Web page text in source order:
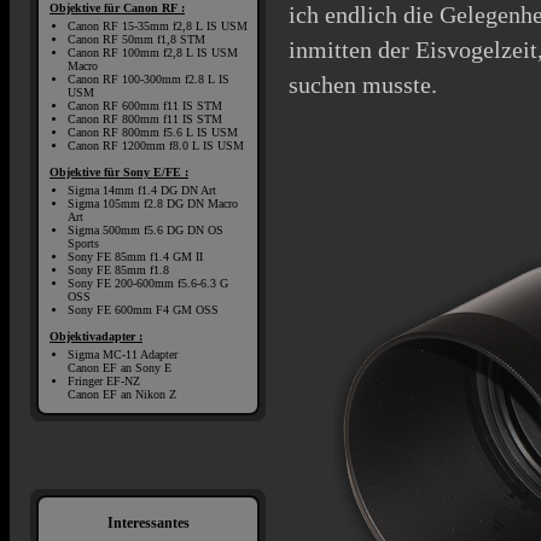
Objektive für Canon RF :
Canon RF 15-35mm f2,8 L IS USM
Canon RF 50mm f1,8 STM
Canon RF 100mm f2,8 L IS USM
Macro
Canon RF 100-300mm f2.8 L IS
USM
Canon RF 600mm f11 IS STM
Canon RF 800mm f11 IS STM
Canon RF 800mm f5.6 L IS USM
Canon RF 1200mm f8.0 L IS USM
Objektive für Sony E/FE :
Sigma 14mm f1.4 DG DN Art
Sigma 105mm f2.8 DG DN Macro
Art
Sigma 500mm f5.6 DG DN OS
Sports
Sony FE 85mm f1.4 GM II
Sony FE 85mm f1.8
Sony FE 200-600mm f5.6-6.3 G
OSS
Sony FE 600mm F4 GM OSS
Objektivadapter :
Sigma MC-11 Adapter
Canon EF an Sony E
Fringer EF-NZ
Canon EF an Nikon Z
Interessantes
ich endlich die
inmitten der
suchen musste.